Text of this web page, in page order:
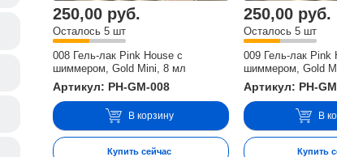
250,00 руб.
Осталось 5 шт
008 Гель-лак Pink House с
шиммером, Gold Mini, 8 мл
Артикул: PH-GM-008
В корзину
Купить сейчас
250,00 руб.
Осталось 5 шт
009 Гель-лак Pink
шиммером, Gold
Артикул: PH-
В
Купить